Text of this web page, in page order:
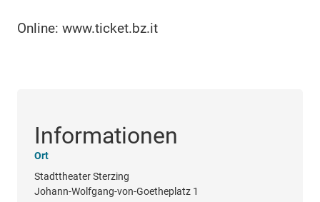
Online: www.ticket.bz.it
Informationen
Ort
Stadttheater Sterzing
Johann-Wolfgang-von-Goetheplatz 1